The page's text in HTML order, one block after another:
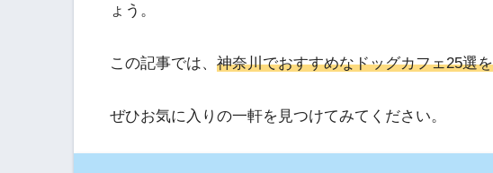
ょう。
この記事では、 神奈川でおすすめなドッグカフェ25選
ぜひお気に入りの一軒を見つけてみてください。